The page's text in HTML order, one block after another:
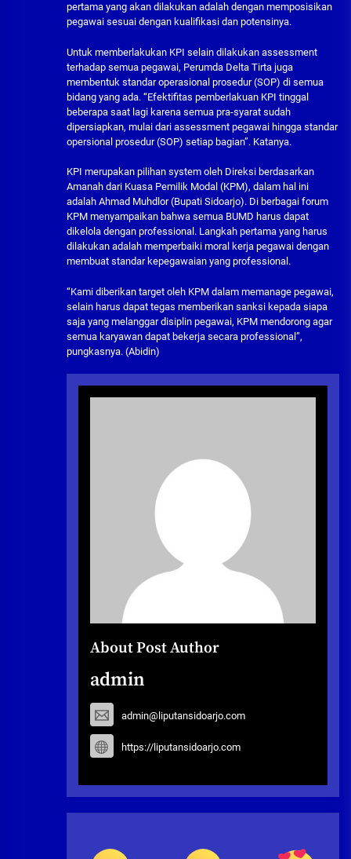
pertama yang akan dilakukan adalah dengan memposisikan
pegawai sesuai dengan kualifikasi dan potensinya.
Untuk memberlakukan KPI selain dilakukan assessment
terhadap semua pegawai, Perumda Delta Tirta juga
membentuk standar operasional prosedur (SOP) di semua
bidang yang ada. “Efektifitas pemberlakuan KPI tinggal
beberapa saat lagi karena semua pra-syarat sudah
dipersiapkan, mulai dari assessment pegawai hingga standar
opersional prosedur (SOP) setiap bagian”. Katanya.
KPI merupakan pilihan system oleh Direksi berdasarkan
Amanah dari Kuasa Pemilik Modal (KPM), dalam hal ini
adalah Ahmad Muhdlor (Bupati Sidoarjo). Di berbagai forum
KPM menyampaikan bahwa semua BUMD harus dapat
dikelola dengan professional. Langkah pertama yang harus
dilakukan adalah memperbaiki moral kerja pegawai dengan
membuat standar kepegawaian yang professional.
“Kami diberikan target oleh KPM dalam memanage pegawai,
selain harus dapat tegas memberikan sanksi kepada siapa
saja yang melanggar disiplin pegawai, KPM mendorong agar
semua karyawan dapat bekerja secara professional”,
pungkasnya. (Abidin)
About Post Author
admin
admin@liputansidoarjo.com
https://liputansidoarjo.com